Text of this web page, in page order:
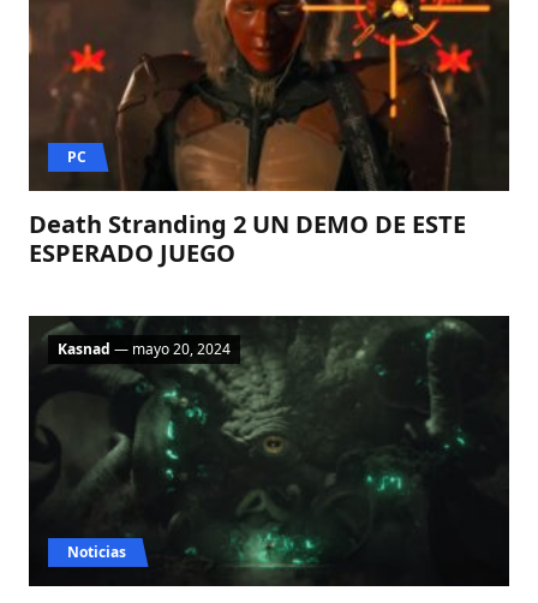
Death Stranding 2 UN DEMO DE ESTE
ESPERADO JUEGO
PC
Noticias
Kasnad — mayo 20, 2024